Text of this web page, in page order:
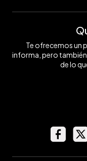
Te ofrecemos un
informa, pero
de lo